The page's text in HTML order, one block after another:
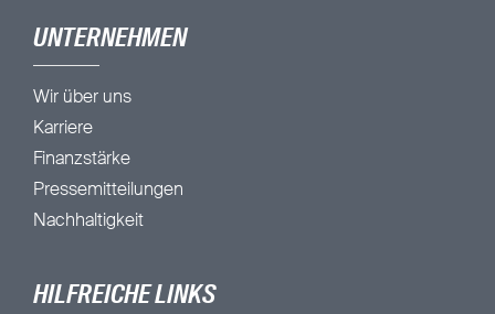
UNTERNEHMEN
Wir über uns
Karriere
Finanzstärke
Pressemitteilungen
Nachhaltigkeit
HILFREICHE LINKS